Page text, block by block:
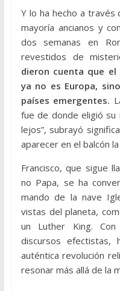
Y lo ha hecho a través
mayoría ancianos y
dos semanas en
revestidos de
dieron cuenta que el
ya no es Europa,
países emergentes.
fue de donde eligió su
lejos”, subrayó
aparecer en el balcón
Francisco, que sigue
no Papa, se ha
mando de la nave
vistas del planeta,
un Luther King.
discursos efectistas,
auténtica revolución
resonar más allá de la